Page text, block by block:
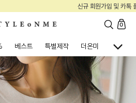
0
베스트 특별제작 더온미 골프웨어